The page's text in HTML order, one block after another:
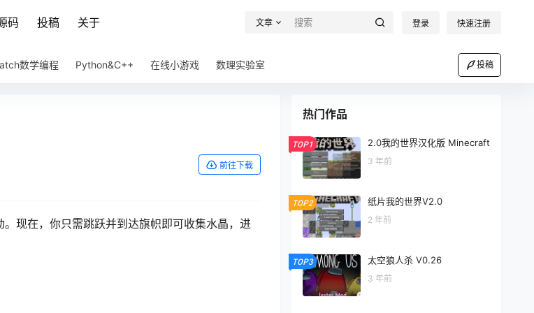
码 投稿 关于 文章 登录 快速注册
数学编程 Python&C++ 在线小游戏 数理实验室 投稿
前往下载
现在，你只需跳跃并到达旗帜即可收集水晶，进
热门作品
TOP1 2.0我的世界汉化版 Minecraft
3 年前
TOP2 纸片我的世界V2.0
2 年前
TOP3 太空狼人杀 V0.26
3 年前